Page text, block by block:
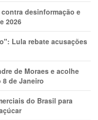
desinformação e
2026
Lula rebate acusações
de Moraes e acolhe
8 de Janeiro
do Brasil para